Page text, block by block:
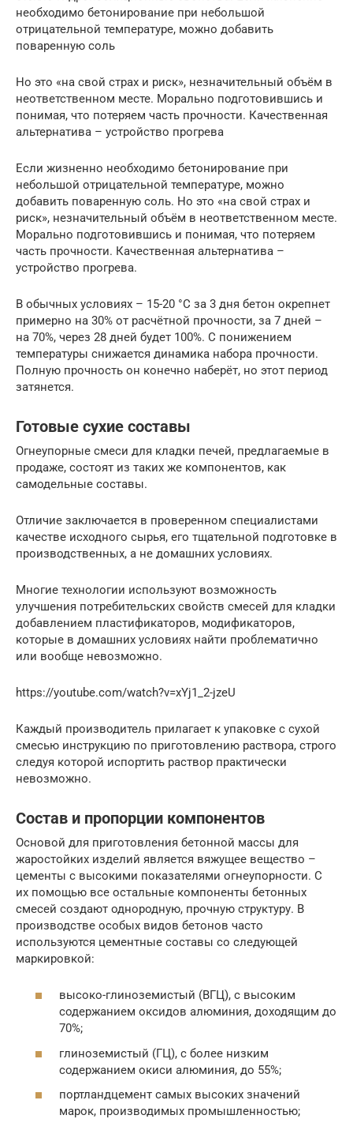
необходимо бетонирование при небольшой
отрицательной температуре, можно добавить
поваренную соль
Но это «на свой страх и риск», незначительный объём в
неответственном месте. Морально подготовившись и
понимая, что потеряем часть прочности. Качественная
альтернатива – устройство прогрева
Если жизненно необходимо бетонирование при
небольшой отрицательной температуре, можно
добавить поваренную соль. Но это «на свой страх и
риск», незначительный объём в неответственном месте.
Морально подготовившись и понимая, что потеряем
часть прочности. Качественная альтернатива –
устройство прогрева.
В обычных условиях – 15-20 °C за 3 дня бетон окрепнет
примерно на 30% от расчётной прочности, за 7 дней –
на 70%, через 28 дней будет 100%. С понижением
температуры снижается динамика набора прочности.
Полную прочность он конечно наберёт, но этот период
затянется.
Готовые сухие составы
Огнеупорные смеси для кладки печей, предлагаемые в
продаже, состоят из таких же компонентов, как
самодельные составы.
Отличие заключается в проверенном специалистами
качестве исходного сырья, его тщательной подготовке в
производственных, а не домашних условиях.
Многие технологии используют возможность
улучшения потребительских свойств смесей для кладки
добавлением пластификаторов, модификаторов,
которые в домашних условиях найти проблематично
или вообще невозможно.
https://youtube.com/watch?v=xYj1_2-jzeU
Каждый производитель прилагает к упаковке с сухой
смесью инструкцию по приготовлению раствора, строго
следуя которой испортить раствор практически
невозможно.
Состав и пропорции компонентов
Основой для приготовления бетонной массы для
жаростойких изделий является вяжущее вещество –
цементы с высокими показателями огнеупорности. С
их помощью все остальные компоненты бетонных
смесей создают однородную, прочную структуру. В
производстве особых видов бетонов часто
используются цементные составы со следующей
маркировкой:
высоко-глиноземистый (ВГЦ), с высоким
содержанием оксидов алюминия, доходящим до
70%;
глиноземистый (ГЦ), с более низким
содержанием окиси алюминия, до 55%;
портландцемент самых высоких значений
марок, производимых промышленностью;